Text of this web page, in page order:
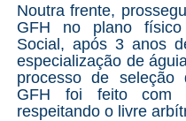
Noutra frente,
GFH no plano
Social, após 3 anos
especialização de
processo de seleção
GFH foi feito com
respeitando o livre